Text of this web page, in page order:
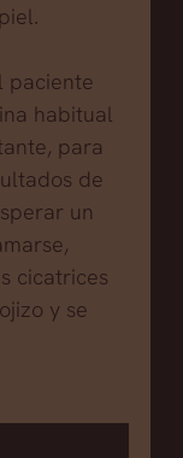
paciente
habitual
para
de
un
cicatrices
y se